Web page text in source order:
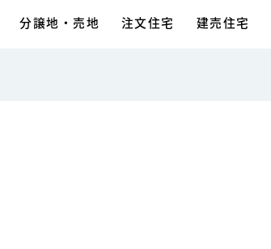
分譲地・売地 注文住宅 建売住宅